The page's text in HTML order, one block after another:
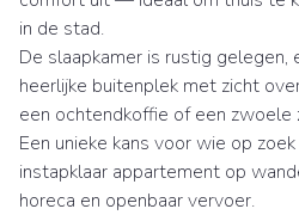
in de stad.
De slaapkamer is rustig
heerlijke buitenplek met zicht
een ochtendkoffie of een zwoele
Een unieke kans voor wie op
instapklaar appartement op
horeca en openbaar vervoer.